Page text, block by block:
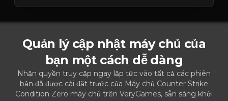
Quản lý cập nhật máy chủ của
bạn một cách dễ dàng
Nhận quyền truy cập ngay lập tức vào tất cả các phiên
bản đã được cài đặt trước của Máy chủ Counter Strike
Condition Zero máy chủ trên VeryGames, sẵn sàng khởi